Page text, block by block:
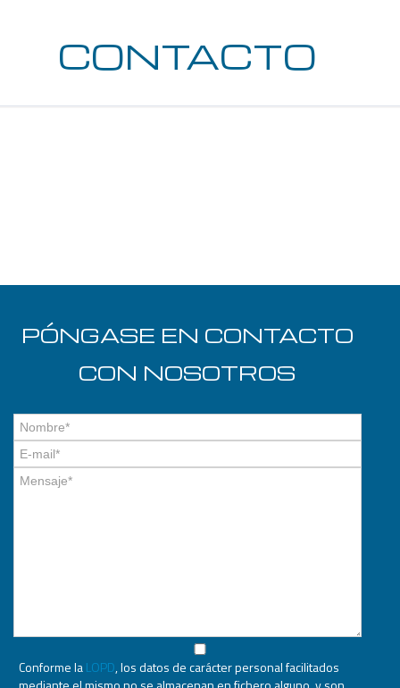
CONTACTO
PÓNGASE EN CONTACTO
CON NOSOTROS
Conforme laLOPD, los datos de carácter personal facilitados